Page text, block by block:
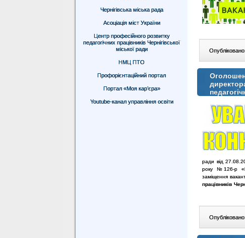
Чернігівська міська рада
Асоціація міст України
Центр професійного розвитку
педагогічних працівників Чернігівської
міської ради
НМЦ ПТО
Профорієнтаційний портал
Портал «Моя кар’єра»
Youtube-канал управління освіти
ради від
року №126-р
заміщення
працівників